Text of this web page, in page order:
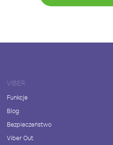
VIBER
Funkcje
Blog
Bezpieczeństwo
Viber Out